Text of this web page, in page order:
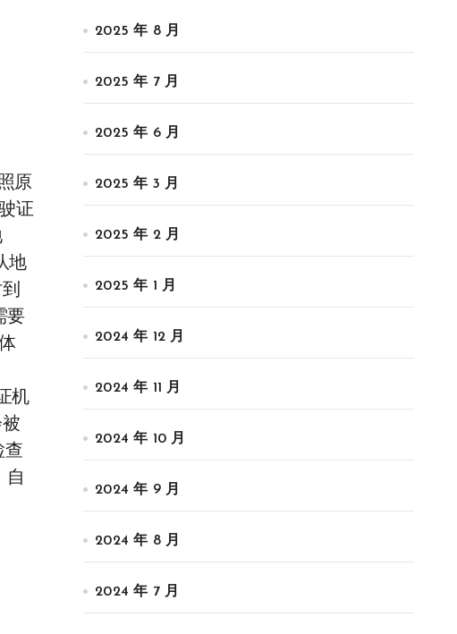
原
证
地
要
机
查
自
2025 年 8 月
2025 年 7 月
2025 年 6 月
2025 年 3 月
2025 年 2 月
2025 年 1 月
2024 年 12 月
2024 年 11 月
2024 年 10 月
2024 年 9 月
2024 年 8 月
2024 年 7 月